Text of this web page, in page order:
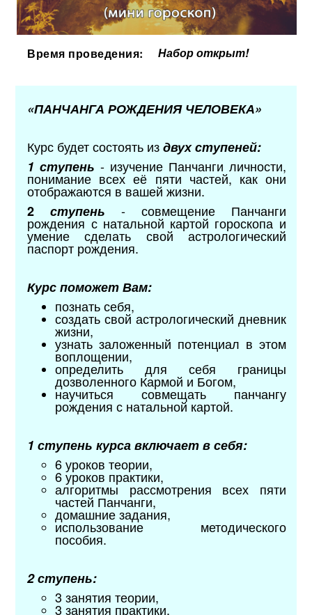
Время проведения: Набор открыт!
«ПАНЧАНГА РОЖДЕНИЯ ЧЕЛОВЕКА»
Курс будет состоять издвух ступеней:
1 ступень - изучение Панчанги личности,
понимание всех её пяти частей, как они
отображаются в вашей жизни.
2ступень - совмещение Панчанги
рождения с натальной картой гороскопа и
умение сделать свой астрологический
паспорт рождения.
Курс поможет Вам:
познать себя,
создать свой астрологический дневник
жизни,
узнать заложенный потенциал в этом
воплощении,
определить для себя границы
дозволенного Кармой и Богом,
научиться совмещать панчангу
рождения с натальной картой.
1 ступень курса включает в себя:
6 уроков теории,
6 уроков практики,
алгоритмы рассмотрения всех пяти
частей Панчанги,
домашние задания,
использование методического
пособия.
2 ступень:
3 занятия теории,
3 занятия практики,